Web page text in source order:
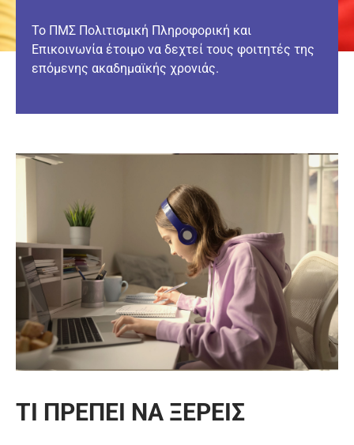
Το ΠΜΣ Πολιτισμική Πληροφορική και
Επικοινωνία έτοιμο να δεχτεί τους φοιτητές της
επόμενης ακαδημαϊκής χρονιάς.
ΤΙ ΠΡΕΠΕΙ ΝΑ ΞΕΡΕΙΣ